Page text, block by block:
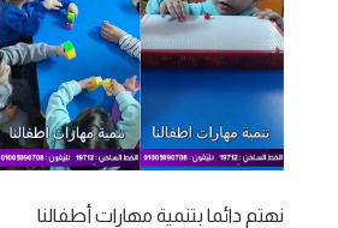
نهتم دائما بتنمية مهارات أطفالنا